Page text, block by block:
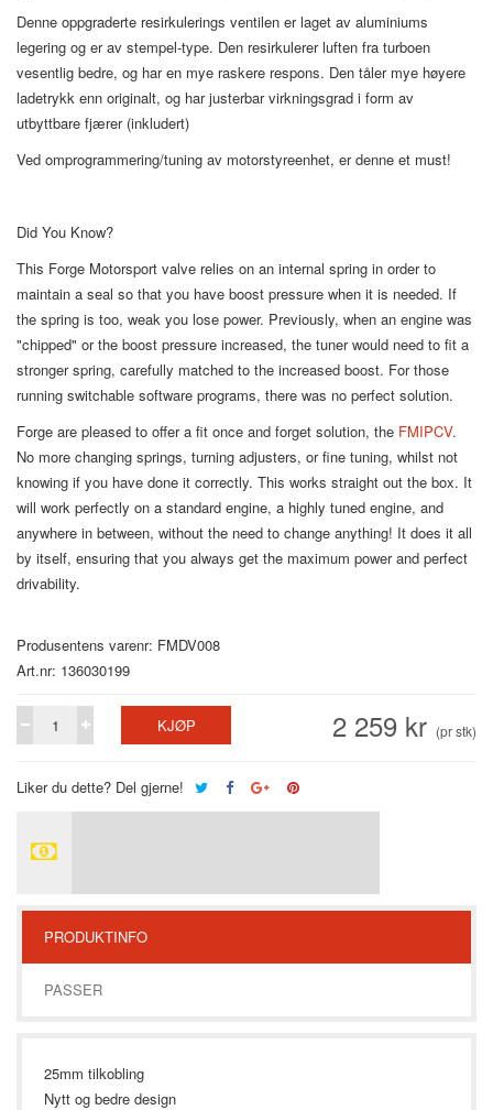
Denne oppgraderte resirkulerings ventilen er laget av aluminiums
legering og er av stempel-type. Den resirkulerer luften fra turboen
vesentlig bedre, og har en mye raskere respons. Den tåler mye høyere
ladetrykk enn originalt, og har justerbar virkningsgrad i form av
utbyttbare fjærer (inkludert)
Ved omprogrammering/tuning av motorstyreenhet, er denne et must!
Did You Know?
This Forge Motorsport valve relies on an internal spring in order to
maintain a seal so that you have boost pressure when it is needed. If
the spring is too, weak you lose power. Previously, when an engine was
"chipped" or the boost pressure increased, the tuner would need to fit a
stronger spring, carefully matched to the increased boost. For those
running switchable software programs, there was no perfect solution.
Forge are pleased to offer a fit once and forget solution, the FMIPCV.
No more changing springs, turning adjusters, or fine tuning, whilst not
knowing if you have done it correctly. This works straight out the box. It
will work perfectly on a standard engine, a highly tuned engine, and
anywhere in between, without the need to change anything! It does it all
by itself, ensuring that you always get the maximum power and perfect
drivability.
Produsentens varenr: FMDV008
Art.nr: 136030199
2 259 kr (pr stk)
KJØP
Liker du dette? Del gjerne!
PRODUKTINFO
PASSER
25mm tilkobling
Nytt og bedre design